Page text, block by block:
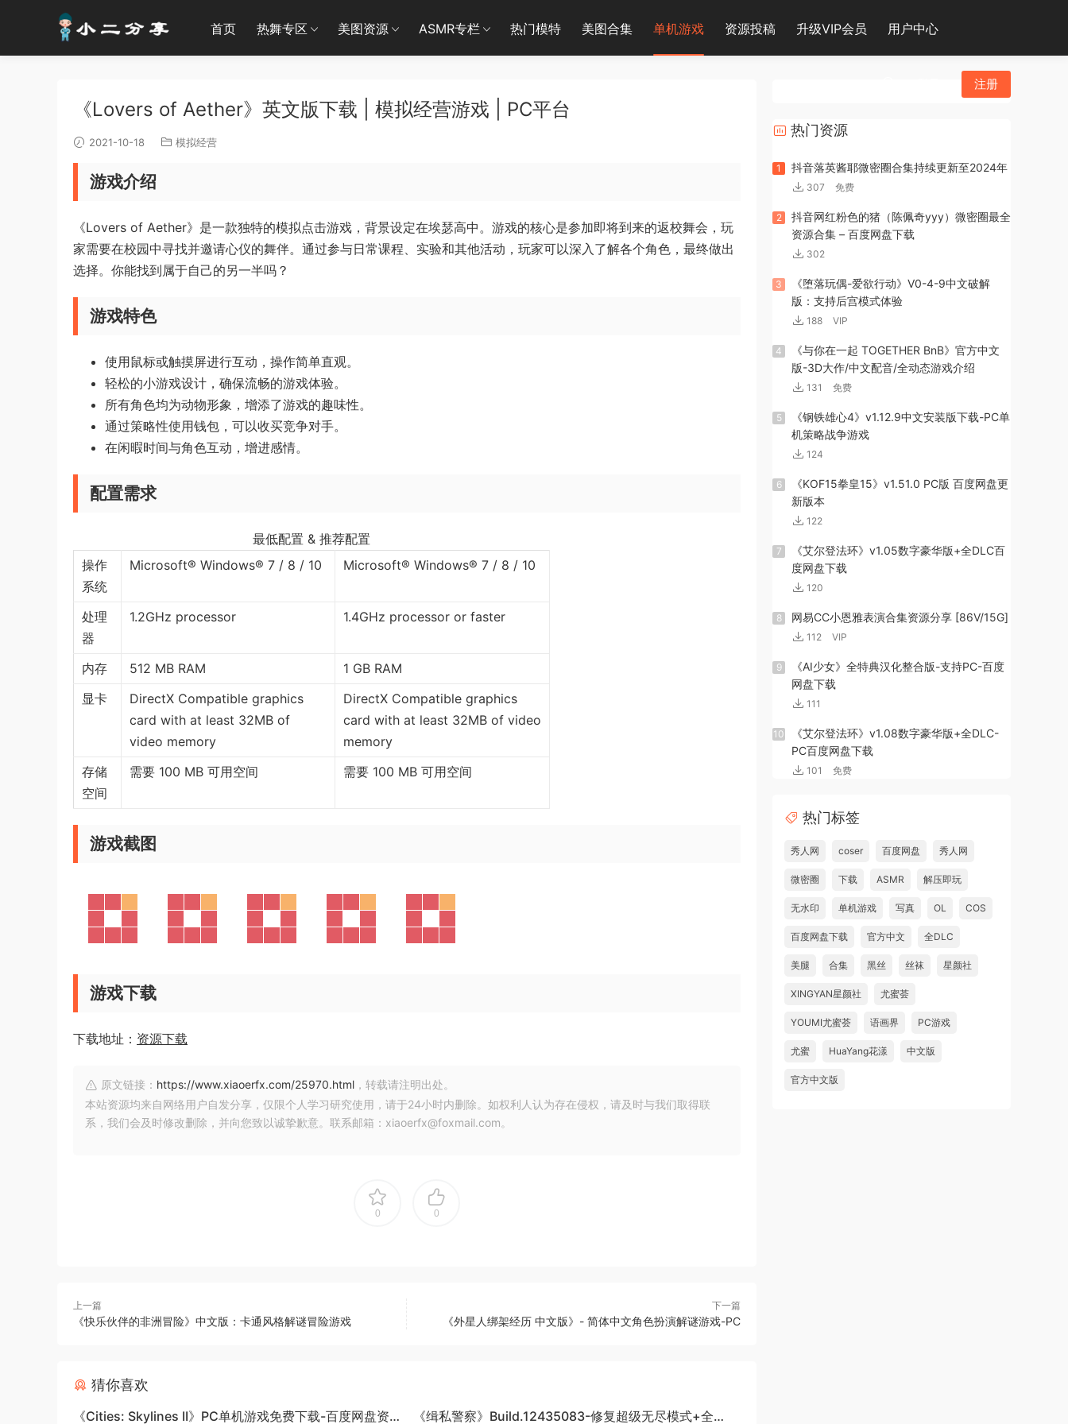
首页 热舞专区 美图资源 ASMR专栏 热门模特 美图合集 单机游戏 资源投稿 升级VIP会员 用户中心
注册
《Lovers of Aether》英文版下载 | 模拟经营游戏 | PC平台
2021-10-18 模拟经营
游戏介绍
《Lovers of Aether》是一款独特的模拟点击游戏，背景设定在埃瑟高中。游戏的核心是参加即将到来的返校舞会，玩
家需要在校园中寻找并邀请心仪的舞伴。通过参与日常课程、实验和其他活动，玩家可以深入了解各个角色，最终做出
选择。你能找到属于自己的另一半吗？
游戏特色
使用鼠标或触摸屏进行互动，操作简单直观。
轻松的小游戏设计，确保流畅的游戏体验。
所有角色均为动物形象，增添了游戏的趣味性。
通过策略性使用钱包，可以收买竞争对手。
在闲暇时间与角色互动，增进感情。
配置需求
最低配置 & 推荐配置
操作
系统
Microsoft® Windows® 7 / 8 / 10 Microsoft® Windows® 7 / 8 / 10
处理
器
1.2GHz processor 1.4GHz processor or faster
内存 512 MB RAM
1 GB RAM
显卡
DirectX Compatible graphics
card with at least 32MB of
video memory
DirectX Compatible graphics
card with at least 32MB of video
memory
存储
空间
需要 100 MB 可用空间 需要 100 MB 可用空间
游戏截图
游戏下载
下载地址： 资源下载
原文链接： https://www.xiaoerfx.com/25970.html ，转载请注明出处。
本站资源均来自网络用户自发分享，仅限个人学习研究使用，请于24小时内删除。如权利人认为存在侵权，请及时与我们取得联
系，我们会及时修改删除，并向您致以诚挚歉意。联系邮箱：xiaoerfx@foxmail.com。
0 0
上一篇
《快乐伙伴的非洲冒险》中文版：卡通风格解谜冒险游戏
下一篇
《外星人绑架经历 中文版》- 简体中文角色扮演解谜游戏-PC
猜你喜欢
《Cities: Skylines II》PC单机游戏免费下载-百度网盘资 《缉私警察》Build.12435083-修复超级无尽模式+全
热门资源
1 抖音落英酱耶微密圈合集持续更新至2024年
307 免费
2
抖音网红粉色的猪（陈佩奇yyy）微密圈最全
资源合集 – 百度网盘下载
302
3
《堕落玩偶-爱欲行动》V0-4-9中文破解
版：支持后宫模式体验
188 VIP
4
《与你在一起 TOGETHER BnB》官方中文
版-3D大作/中文配音/全动态游戏介绍
131 免费
5
《钢铁雄心4》v1.12.9中文安装版下载-PC单
机策略战争游戏
124
6
《KOF15拳皇15》v1.51.0 PC版 百度网盘更
新版本
122
7
《艾尔登法环》v1.05数字豪华版+全DLC百
度网盘下载
120
8 网易CC小恩雅表演合集资源分享 [86V/15G]
112 VIP
9
《AI少女》全特典汉化整合版-支持PC-百度
网盘下载
111
10
《艾尔登法环》v1.08数字豪华版+全DLC-
PC百度网盘下载
101 免费
热门标签
秀人网 coser 百度网盘 秀人网
微密圈 下载 ASMR 解压即玩
无水印 单机游戏 写真 OL COS
百度网盘下载 官方中文 全DLC
美腿 合集 黑丝 丝袜 星颜社
XINGYAN星颜社 尤蜜荟
YOUMI尤蜜荟 语画界 PC游戏
尤蜜 HuaYang花漾 中文版
官方中文版